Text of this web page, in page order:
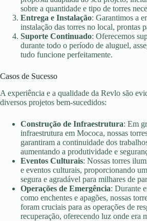
sobre a quantidade e tipo de torres
Entrega e Instalação: Garantimos a
instalação das torres no local, prontas
Suporte Continuado: Oferecemos
durante todo o período de aluguel,
tudo funcione perfeitamente.
Casos de Sucesso
A experiência e a qualidade da Revlo são
diversos projetos bem-sucedidos:
Construção de Infraestrutura: Em
infraestrutura em Mococa, nossas
garantiram a continuidade dos
aumentando a produtividade e
Eventos Culturais: Nossas torres
e eventos culturais, proporcionando
segura e agradável para milhares de
Operações de Emergência: Durante
como enchentes e apagões, nossas
foram cruciais para as operações de
recuperação, oferecendo luz onde era